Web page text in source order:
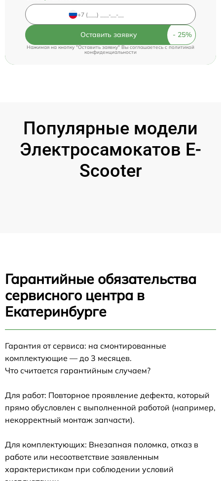
Оставить заявку
Нажимая на кнопку "Оставить заявку" Вы соглашаетесь cполитикой
конфиденциальности
Популярные модели
Электросамокатов E-
Scooter
Гарантийные обязательства
сервисного центра в
Екатеринбурге
Гарантия от сервиса: на смонтированные
комплектующие — до 3 месяцев.
Что считается гарантийным случаем?
Для работ: Повторное проявление дефекта, который
прямо обусловлен с выполненной работой (например,
некорректный монтаж запчасти).
Для комплектующих: Внезапная поломка, отказ в
работе или несоответствие заявленным
характеристикам при соблюдении условий